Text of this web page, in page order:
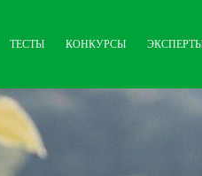
ТЕСТЫ КОНКУРСЫ